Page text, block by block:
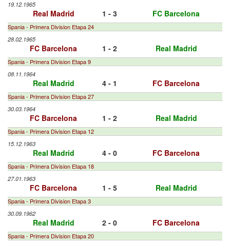
19.12.1965
Real Madrid 1 - 3 FC Barcelona
Spania - Primera Division Etapa 24
28.02.1965
FC Barcelona 1 - 2 Real Madrid
Spania - Primera Division Etapa 9
08.11.1964
Real Madrid 4 - 1 FC Barcelona
Spania - Primera Division Etapa 27
30.03.1964
FC Barcelona 1 - 2 Real Madrid
Spania - Primera Division Etapa 12
15.12.1963
Real Madrid 4 - 0 FC Barcelona
Spania - Primera Division Etapa 18
27.01.1963
FC Barcelona 1 - 5 Real Madrid
Spania - Primera Division Etapa 3
30.09.1962
Real Madrid 2 - 0 FC Barcelona
Spania - Primera Division Etapa 20